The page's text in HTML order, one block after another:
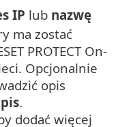
IP lub nazwę
ma zostać
PROTECT On-
Opcjonalnie
opis
.
dodać więcej